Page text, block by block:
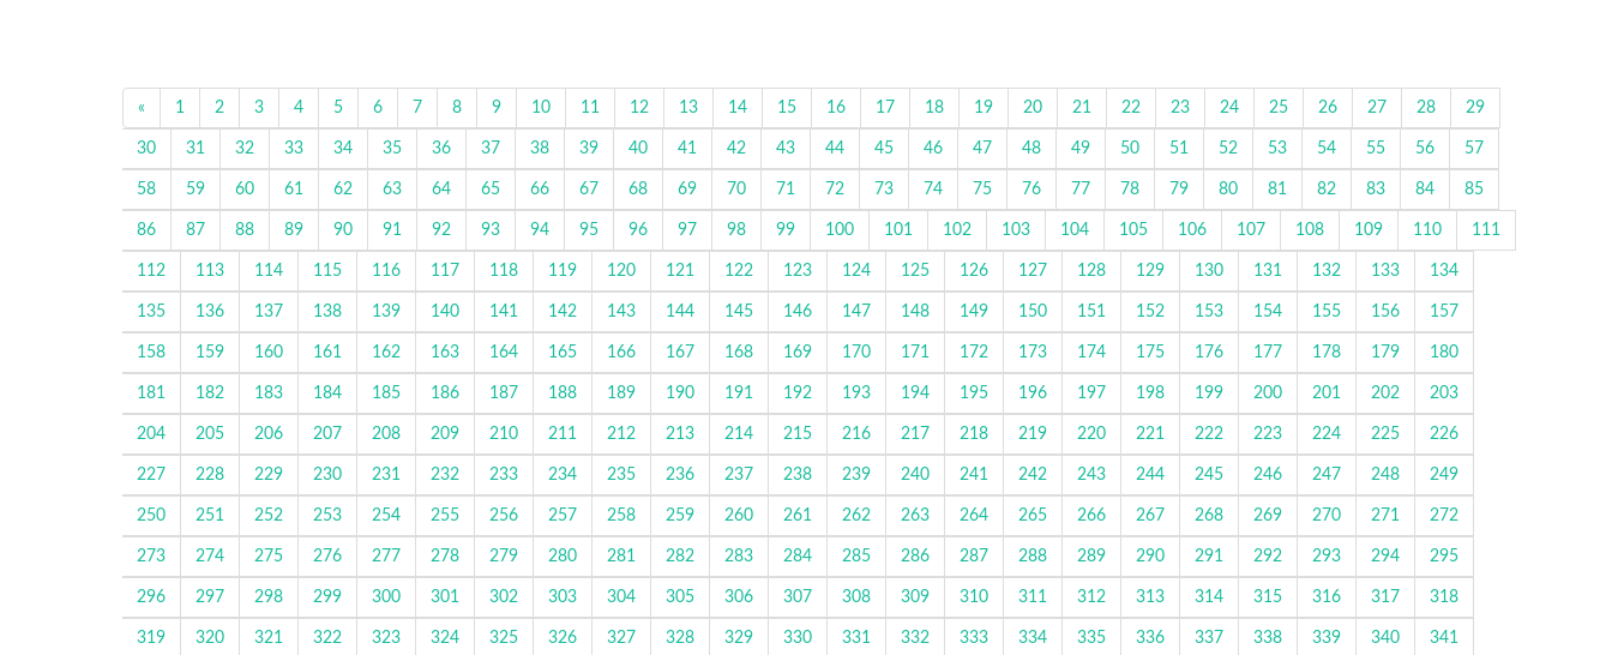
« 1 2 3 4 5 6 7 8 9 10 11 12 13 14 15 16 17 18 19 20 21 22 23 24 25 26 27 28 29
30 31 32 33 34 35 36 37 38 39 40 41 42 43 44 45 46 47 48 49 50 51 52 53 54 55 56 57
58 59 60 61 62 63 64 65 66 67 68 69 70 71 72 73 74 75 76 77 78 79 80 81 82 83 84 85
86 87 88 89 90 91 92 93 94 95 96 97 98 99 100 101 102 103 104 105 106 107 108 109 110 111
112 113 114 115 116 117 118 119 120 121 122 123 124 125 126 127 128 129 130 131 132 133 134
135 136 137 138 139 140 141 142 143 144 145 146 147 148 149 150 151 152 153 154 155 156 157
158 159 160 161 162 163 164 165 166 167 168 169 170 171 172 173 174 175 176 177 178 179 180
181 182 183 184 185 186 187 188 189 190 191 192 193 194 195 196 197 198 199 200 201 202 203
204 205 206 207 208 209 210 211 212 213 214 215 216 217 218 219 220 221 222 223 224 225 226
227 228 229 230 231 232 233 234 235 236 237 238 239 240 241 242 243 244 245 246 247 248 249
250 251 252 253 254 255 256 257 258 259 260 261 262 263 264 265 266 267 268 269 270 271 272
273 274 275 276 277 278 279 280 281 282 283 284 285 286 287 288 289 290 291 292 293 294 295
296 297 298 299 300 301 302 303 304 305 306 307 308 309 310 311 312 313 314 315 316 317 318
319 320 321 322 323 324 325 326 327 328 329 330 331 332 333 334 335 336 337 338 339 340 341